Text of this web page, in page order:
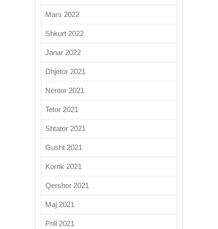
Mars 2022
Shkurt 2022
Janar 2022
Dhjetor 2021
Nëntor 2021
Tetor 2021
Shtator 2021
Gusht 2021
Korrik 2021
Qershor 2021
Maj 2021
Prill 2021